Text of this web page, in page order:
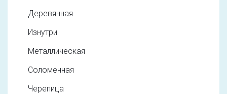
Деревянная
Изнутри
Металлическая
Соломенная
Черепица